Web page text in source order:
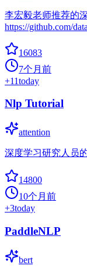
李宏毅老师推荐的
https://github.com/
16083
7个月前
+11today
Nlp Tutorial
attention
深度学习研究人员
14800
10个月前
+3today
PaddleNLP
bert